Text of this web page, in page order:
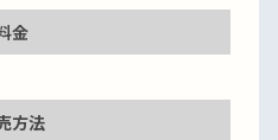
金
方法